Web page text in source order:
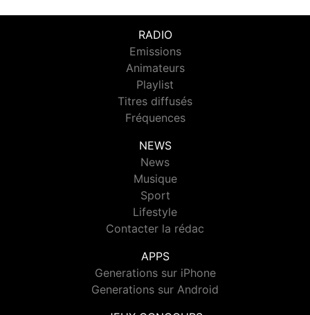
RADIO
Emissions
Animateurs
Playlist
Titres diffusés
Fréquences
NEWS
News
Musique
Sport
Lifestyle
Contacter la rédac
APPS
Generations sur iPhone
Generations sur Android